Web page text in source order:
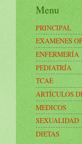
Menu
PRINCIPAL
EXAMENES
ENFERMERÍA
PEDIATRÍA
TCAE
ARTÍCULOS
MEDICOS
SEXUALIDAD
DIETAS